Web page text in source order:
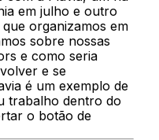
em julho e outro
organizamos em
sobre nossas
e como seria
e se
é um exemplo de
trabalho dentro do
o botão de